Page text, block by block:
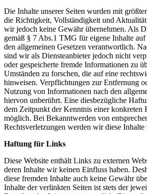
Die Inhalte unserer Seiten wurden mit
die Richtigkeit, Vollständigkeit und
wir jedoch keine Gewähr übernehmen. Als
gemäß § 7 Abs.1 TMG für eigene Inhalte auf
den allgemeinen Gesetzen verantwortlich.
sind wir als Diensteanbieter jedoch nicht
oder gespeicherte fremde Informationen zu
Umständen zu forschen, die auf eine
hinweisen. Verpflichtungen zur Entfernung
Nutzung von Informationen nach den
hiervon unberührt. Eine diesbezügliche
dem Zeitpunkt der Kenntnis einer konkreten
möglich. Bei Bekanntwerden von
Rechtsverletzungen werden wir diese Inhalte
Haftung für Links
Diese Website enthält Links zu externen
deren Inhalte wir keinen Einfluss haben.
diese fremden Inhalte auch keine Gewähr
Inhalte der verlinkten Seiten ist stets der